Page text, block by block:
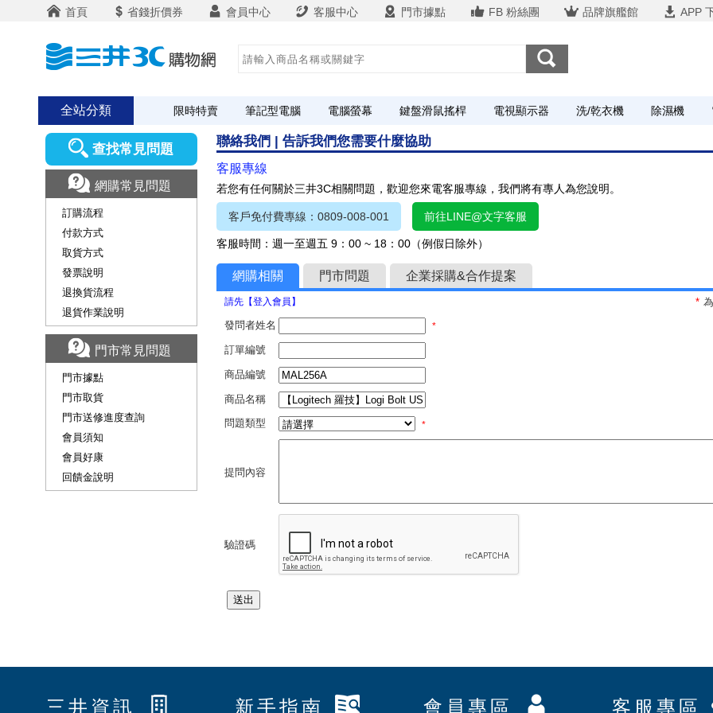
首頁 省錢折價券 會員中心 客服中心 門市據點 FB 粉絲團 品牌旗艦館 APP
全站分類 限時特賣 筆記型電腦 電腦螢幕 鍵盤滑鼠搖桿 電視顯示器 洗/乾衣機 除濕機
聯絡我們 | 告訴我們您需要什麼協助
客服專線
若您有任何關於三井3C相關問題，歡迎您來電客服專線，我們將有專人為您說明。
客戶免付費專線：0809-008-001 前往LINE@文字客服
客服時間：週一至週五 9：00 ~ 18：00（例假日除外）
網購相關 門市問題 企業採購&合作提案
請先【登入會員】 *
發問者姓名
*
訂單編號
商品編號
商品名稱
問題類型
*
提問內容
驗證碼
查找常見問題
網購常見問題
訂購流程
付款方式
取貨方式
發票說明
退換貨流程
退貨作業說明
門市常見問題
門市據點
門市取貨
門市送修進度查詢
會員須知
會員好康
回饋金說明
三井資訊 新手指南 會員專區 客服專區